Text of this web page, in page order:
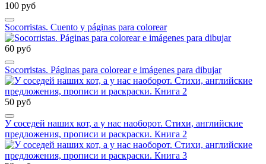
100 руб
Socorristas. Cuento y páginas para colorear
60 руб
Socorristas. Páginas para colorear e imágenes para dibujar
50 руб
У соседей наших кот, а у нас наоборот. Стихи, английские
предложения, прописи и раскраски. Книга 2